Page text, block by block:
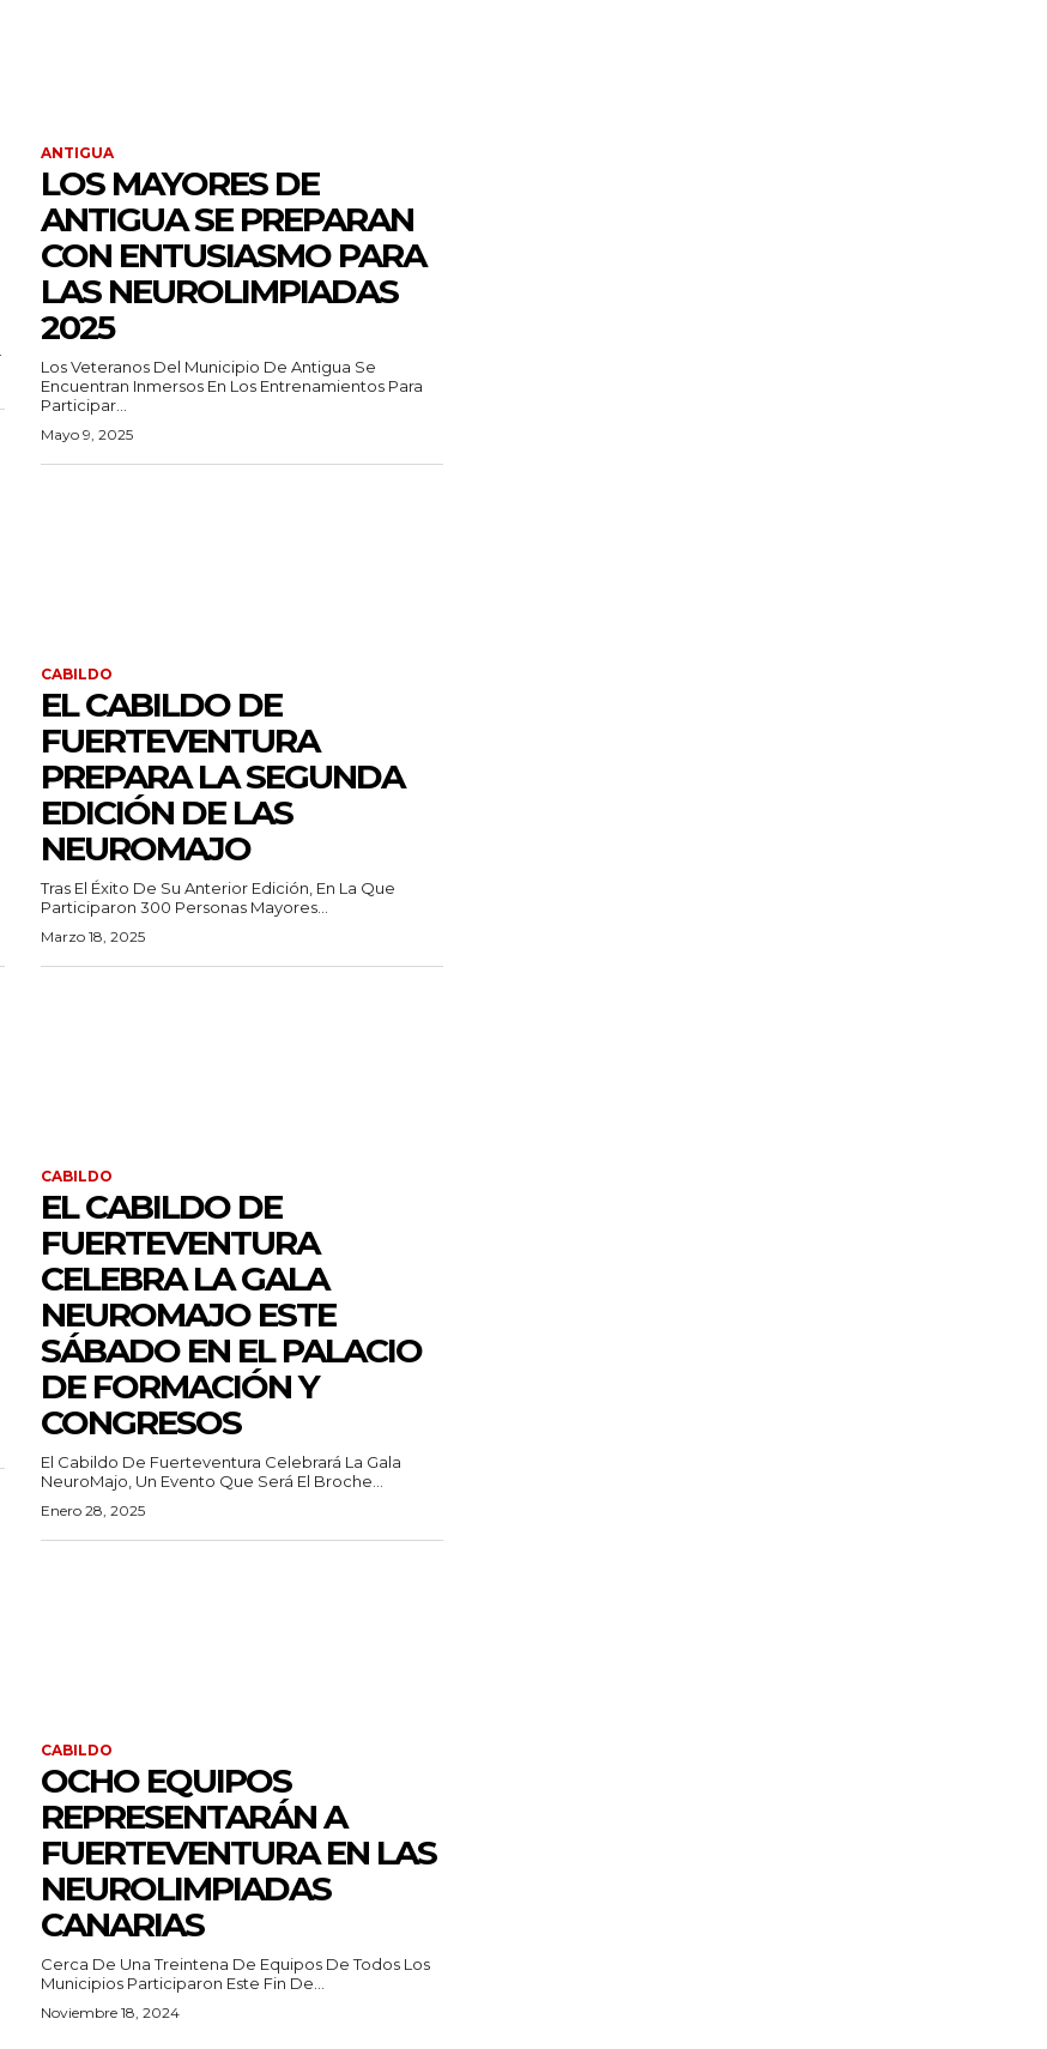
ANTIGUA
LOS MAYORES DE
ANTIGUA SE PREPARAN
CON ENTUSIASMO PARA
LAS NEUROLIMPIADAS
2025
Los Veteranos Del Municipio De Antigua Se
Encuentran Inmersos En Los Entrenamientos Para
Participar...
Mayo 9, 2025
CABILDO
EL CABILDO DE
FUERTEVENTURA
PREPARA LA SEGUNDA
EDICIÓN DE LAS
NEUROMAJO
Tras El Éxito De Su Anterior Edición, En La Que
Participaron 300 Personas Mayores...
Marzo 18, 2025
CABILDO
EL CABILDO DE
FUERTEVENTURA
CELEBRA LA GALA
NEUROMAJO ESTE
SÁBADO EN EL PALACIO
DE FORMACIÓN Y
CONGRESOS
El Cabildo De Fuerteventura Celebrará La Gala
NeuroMajo, Un Evento Que Será El Broche...
Enero 28, 2025
CABILDO
OCHO EQUIPOS
REPRESENTARÁN A
FUERTEVENTURA EN LAS
NEUROLIMPIADAS
CANARIAS
Cerca De Una Treintena De Equipos De Todos Los
Municipios Participaron Este Fin De...
Noviembre 18, 2024